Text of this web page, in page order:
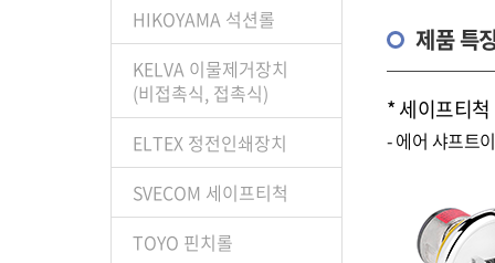
HIKOYAMA 석션롤
KELVA 이물제거장치
(비접촉식, 접촉식)
ELTEX 정전인쇄장치
SVECOM 세이프티척
TOYO 핀치롤
제품 특
* 세이프티척
- 에어 샤프트